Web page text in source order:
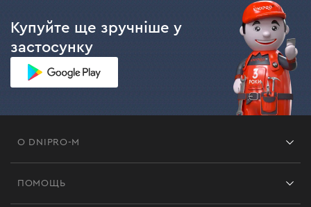
Купуйте ще зручніше у
застосунку
О DNIPRO-M
ПОМОЩЬ